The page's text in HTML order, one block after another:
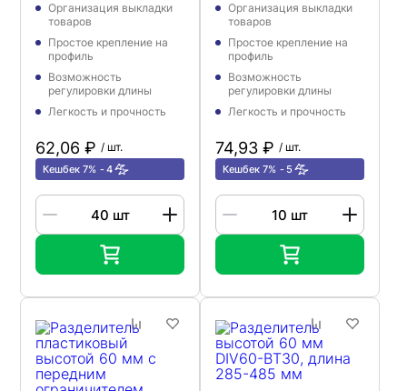
Организация выкладки
товаров
Простое крепление на
профиль
Возможность
регулировки длины
Легкость и прочность
62,06 ₽ / шт.
Кешбек 7% 4
Организация выкладки
товаров
Простое крепление на
профиль
Возможность
регулировки длины
Легкость и прочность
74,93 ₽ / шт.
Кешбек 7% 5